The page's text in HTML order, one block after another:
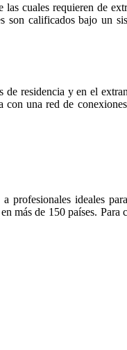
cuales requieren de
calificados bajo un
residencia y en el
una red de
ideales
más de 150 países.